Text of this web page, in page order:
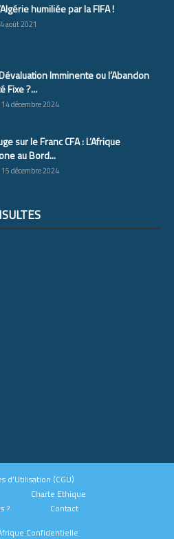
humiliée par la FIFA !
août 2021
Imminente ou l’Abandon
Fixe ?...
14 décembre 2024
sur le Franc CFA : L’Afrique
au Bord...
15 décembre 2024
d’Utilisation (CGU)
Charte Ethique
?
Contact
Confidentielle